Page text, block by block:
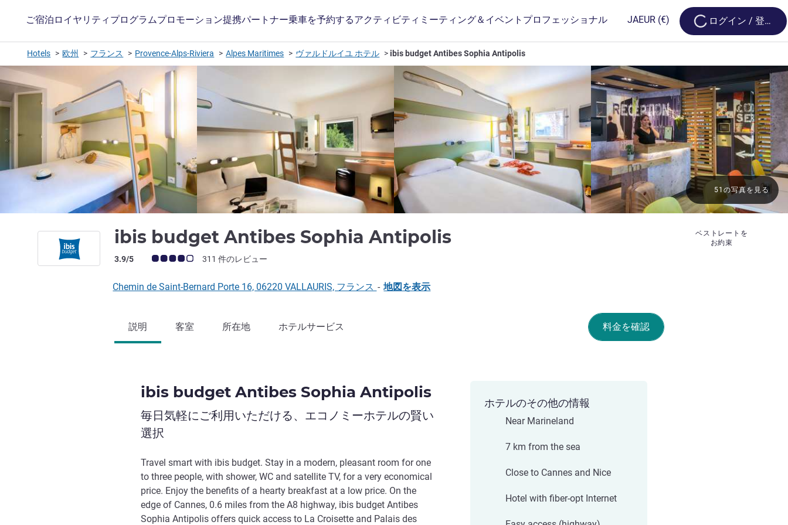
ご宿泊 ロイヤリティプログラムプロモーション提携パートナー乗車を予約するアクティビティ ミーティング＆イベント プロフェッショナル JAEUR (€) Loading...
ログイン / 登録
Hotels 欧州 フランス Provence-Alps-Riviera Alpes Maritimes ヴァルドルイユ ホテル ibis budget Antibes Sophia Antipolis
ibis budget Antibes Sophia Antipolis
お客さまの声 (確認済みレビュー アコーホテルズ)
3.9/5 311 件のレビュー
ベストレートを
お約束
51の写真を見る
Chemin de Saint-Bernard Porte 16, 06220 VALLAURIS, フランス - 地図を表示
料金を確認
説明 客室 所在地 ホテルサービス
ibis budget Antibes Sophia Antipolis
毎日気軽にご利用いただける、エコノミーホテルの賢い
選択
Travel smart with ibis budget. Stay in a modern, pleasant room for one
to three people, with shower, WC and satellite TV, for a very economical
price. Enjoy the benefits of a hearty breakfast at a low price. On the
edge of Cannes, 0.6 miles from the A8 highway, ibis budget Antibes
Sophia Antipolis offers quick access to La Croisette and Palais des
ホテルのその他の情報
Near Marineland
7 km from the sea
Close to Cannes and Nice
Hotel with fiber-opt Internet